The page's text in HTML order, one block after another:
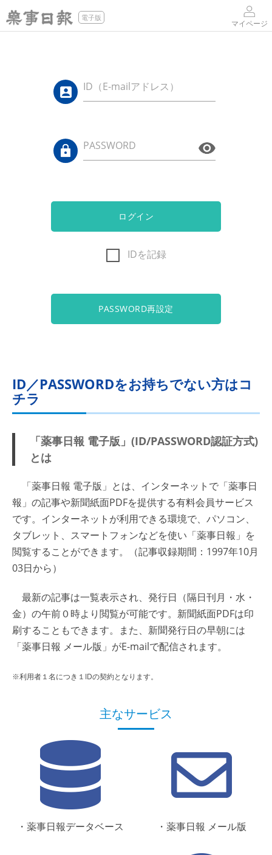
電子版
マイページ
ID（E-mailアドレス）
PASSWORD
ログイン
IDを記録
PASSWORD再設定
ID／PASSWORDをお持ちでない方はコ
チラ
「薬事日報 電子版」(ID/PASSWORD認証方式)
とは
「薬事日報 電子版」とは、インターネットで「薬事日
報」の記事や新聞紙面PDFを提供する有料会員サービス
です。インターネットが利用できる環境で、パソコン、
タブレット、スマートフォンなどを使い「薬事日報」を
閲覧することができます。（記事収録期間：1997年10月
03日から）
最新の記事は一覧表示され、発行日（隔日刊月・水・
金）の午前０時より閲覧が可能です。新聞紙面PDFは印
刷することもできます。また、新聞発行日の早朝には
「薬事日報 メール版」がE-mailで配信されます。
※利用者１名につき１IDの契約となります。
主なサービス
・薬事日報データベース ・薬事日報 メール版